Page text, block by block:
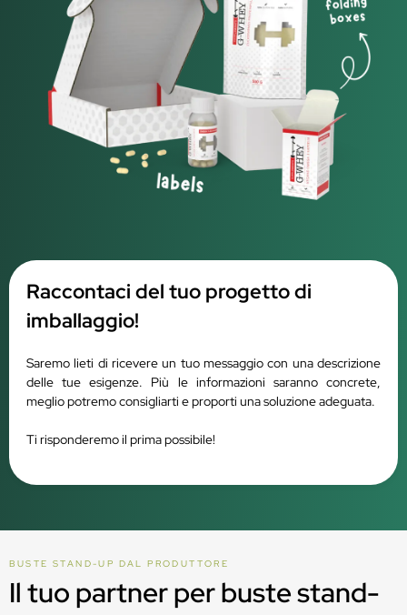
Raccontaci del tuo progetto di
imballaggio!
Saremo lieti di ricevere un tuo messaggio con una descrizione
delle tue esigenze. Più le informazioni saranno concrete,
meglio potremo consigliarti e proporti una soluzione adeguata.
Ti risponderemo il prima possibile!
BUSTE STAND-UP DAL PRODUTTORE
Il tuo partner per buste stand-